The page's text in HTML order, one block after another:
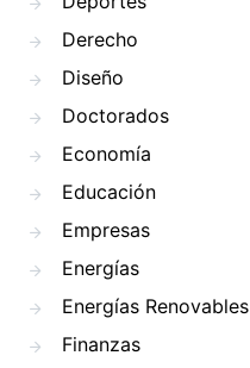
Derecho
Diseño
Doctorados
Economía
Educación
Empresas
Energías
Energías Renovables
Finanzas